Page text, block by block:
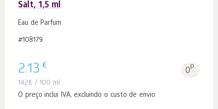
Salt, 1,5 ml
Eau de Parfum
#108179
2.13 € 0p.
142€ / 100 ml
O preço inclui IVA, excluindo o custo de envio